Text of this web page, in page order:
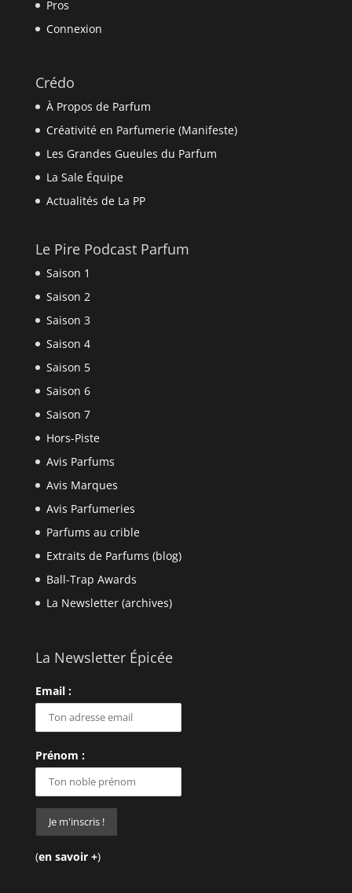
Pros
Connexion
Crédo
À Propos de Parfum
Créativité en Parfumerie (Manifeste)
Les Grandes Gueules du Parfum
La Sale Équipe
Actualités de La PP
Le Pire Podcast Parfum
Saison 1
Saison 2
Saison 3
Saison 4
Saison 5
Saison 6
Saison 7
Hors-Piste
Avis Parfums
Avis Marques
Avis Parfumeries
Parfums au crible
Extraits de Parfums (blog)
Ball-Trap Awards
La Newsletter (archives)
La Newsletter Épicée
Email :
Prénom :
(en savoir +)